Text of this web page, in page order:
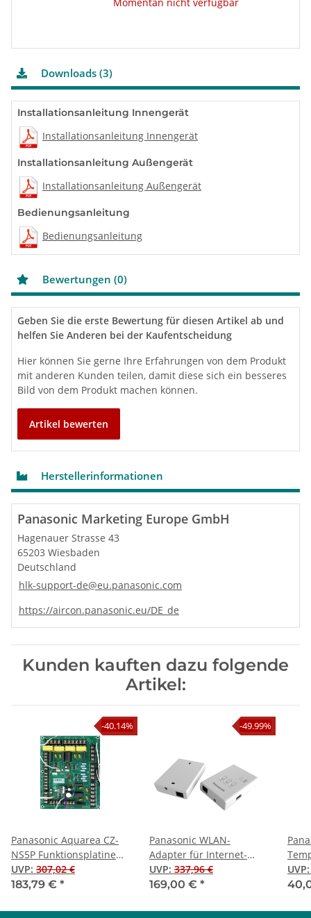
Downloads (3)
Installationsanleitung Innengerät
Installationsanleitung Innengerät
Installationsanleitung Außengerät
Installationsanleitung Außengerät
Bedienungsanleitung
Bedienungsanleitung
Bewertungen (0)
Geben Sie die erste Bewertung für diesen Artikel ab und
helfen Sie Anderen bei der Kaufentscheidung
Hier können Sie gerne Ihre Erfahrungen von dem Produkt
mit anderen Kunden teilen, damit diese sich ein besseres
Bild von dem Produkt machen können.
Artikel bewerten
Herstellerinformationen
Panasonic Marketing Europe GmbH
Hagenauer Strasse 43
65203 Wiesbaden
Deutschland
hlk-support-de@eu.panasonic.com
https://aircon.panasonic.eu/DE_de
Kunden kauften dazu folgende
Artikel:
-40.14%
Panasonic Aquarea CZ-
NS5P Funktionsplatine
(Gen. K/L)
UVP: 307,02 €
183,79 € *
-49.99%
Panasonic WLAN-
Adapter für Internet-
Steuerung mit Aquarea
Smart Cloud (Gen. H/J/K)
UVP: 337,96 €
169,00 € *
UVP